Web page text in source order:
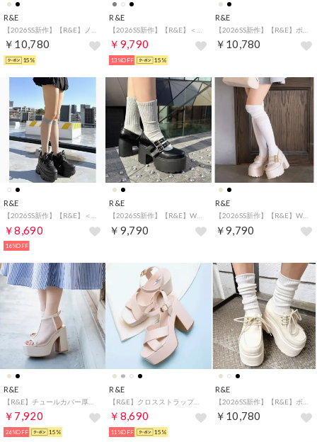
R&E
￥10,780
15%
R&E
￥9,790
13%OFF 15%
R&E
￥10,780
R&E
￥8,690
16%OFF
R&E
￥9,790
R&E
【2026SS新作】【R&E】Wストラップモールドソールシューズ （アイボリーコンビ）
￥9,790
R&E
￥7,920
26%OFF 15%
R&E
￥8,690
11%OFF 15%
R&E
￥10,780